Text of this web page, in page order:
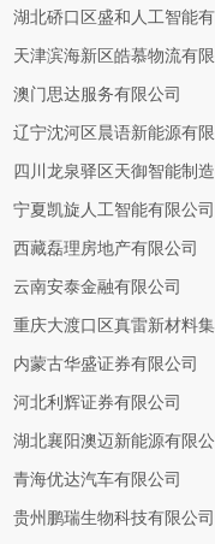
湖北硚口区盛和人工智能有
天津滨海新区皓慕物流有限
澳门思达服务有限公司
辽宁沈河区晨语新能源有限
四川龙泉驿区天御智能制
宁夏凯旋人工智能有限公司
西藏磊理房地产有限公司
云南安泰金融有限公司
重庆大渡口区真雷新材料
内蒙古华盛证券有限公司
河北利辉证券有限公司
湖北襄阳澳迈新能源有限公
青海优达汽车有限公司
贵州鹏瑞生物科技有限公司